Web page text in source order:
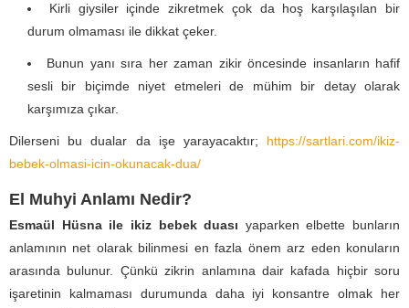
Kirli giysiler içinde zikretmek çok da hoş karşılaşılan bir
durum olmaması ile dikkat çeker.
Bunun yanı sıra her zaman zikir öncesinde insanların hafif
sesli bir biçimde niyet etmeleri de mühim bir detay olarak
karşımıza çıkar.
Dilerseni bu dualar da işe yarayacaktır; https://sartlari.com/ikiz-
bebek-olmasi-icin-okunacak-dua/
El Muhyi Anlamı Nedir?
Esmaül Hüsna ile ikiz bebek duası yaparken elbette bunların
anlamının net olarak bilinmesi en fazla önem arz eden konuların
arasında bulunur. Çünkü zikrin anlamına dair kafada hiçbir soru
işaretinin kalmaması durumunda daha iyi konsantre olmak her